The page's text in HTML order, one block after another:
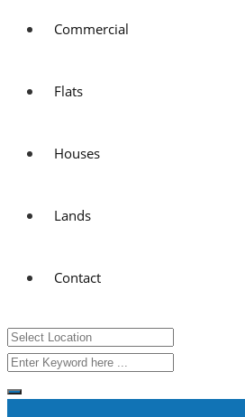
Commercial
Flats
Houses
Lands
Contact